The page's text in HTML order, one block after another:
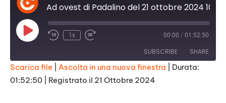
Play
Episode
1x 00:00 / 01:52:50
SUBSCRIBE SHARE
SHARE
Scarica file Ascolta in una nuova finestra
Durata:
01:52:50
Registrato il 21 Ottobre 2024